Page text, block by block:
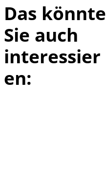
Das könnte
Sie auch
interessier
en: